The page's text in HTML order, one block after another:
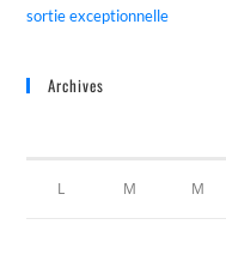
sortie exceptionnelle
Archives
L M M